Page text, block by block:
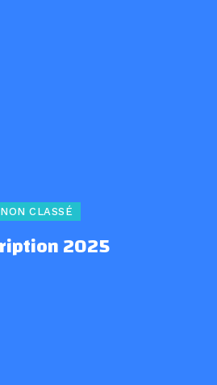
NON CLASSÉ
2025